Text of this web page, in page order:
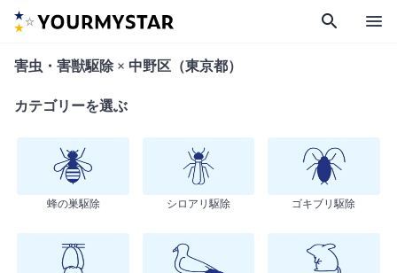
search menu
害虫・害獣駆除 × 中野区（東京都）
カテゴリーを選ぶ
蜂の巣駆除 シロアリ駆除 ゴキブリ駆除